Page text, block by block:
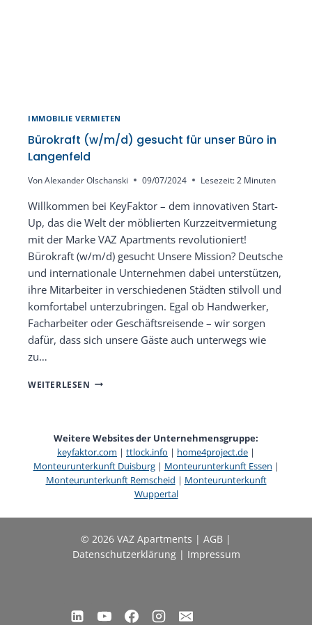
IMMOBILIE VERMIETEN
Bürokraft (w/m/d) gesucht für unser Büro in
Langenfeld
VonAlexander Olschanski 09/07/2024 Lesezeit:2 Minuten
Willkommen bei KeyFaktor – dem innovativen Start-
Up, das die Welt der möblierten Kurzzeitvermietung
mit der Marke VAZ Apartments revolutioniert!
Bürokraft (w/m/d) gesucht Unsere Mission? Deutsche
und internationale Unternehmen dabei unterstützen,
ihre Mitarbeiter in verschiedenen Städten stilvoll und
komfortabel unterzubringen. Egal ob Handwerker,
Facharbeiter oder Geschäftsreisende – wir sorgen
dafür, dass sich unsere Gäste auch unterwegs wie
zu…
WEITERLESEN BÜROKRAFT
UNSER
IN
LANGENFELD
Weitere Websites der Unternehmensgruppe:
keyfaktor.com | ttlock.info | home4project.de |
Monteurunterkunft Duisburg| Monteurunterkunft Essen |
Monteurunterkunft Remscheid | Monteurunterkunft
Wuppertal
© 2026 VAZ Apartments | AGB |
Datenschutzerklärung | Impressum